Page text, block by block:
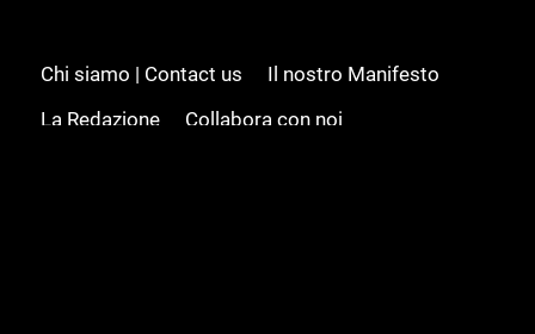
Chi siamo | Contact us
Il nostro Manifesto
La Redazione
Collabora con noi